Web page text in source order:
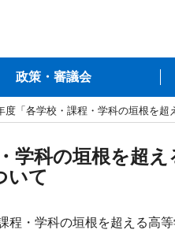
政策・審議会
度「各学校・課程・学科の垣根を
学科の垣根を超
いて
・学科の垣根を超える高